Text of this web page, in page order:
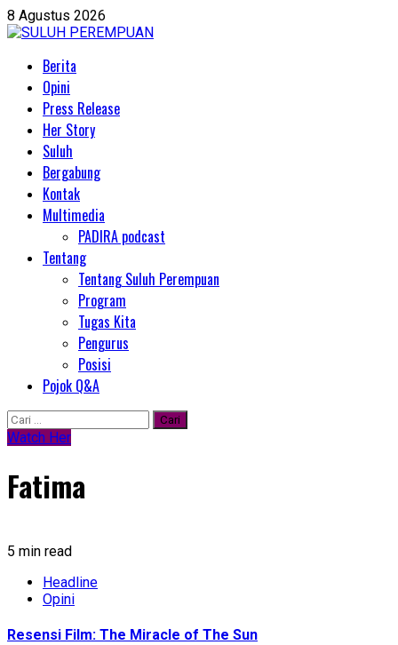
8 Agustus 2026
Berita
Opini
Press Release
Her Story
Suluh
Bergabung
Kontak
Multimedia
PADIRA podcast
Tentang
Tentang Suluh Perempuan
Program
Tugas Kita
Pengurus
Posisi
Pojok Q&A
Watch Her
Fatima
5 min read
Headline
Opini
Resensi Film: The Miracle of The Sun